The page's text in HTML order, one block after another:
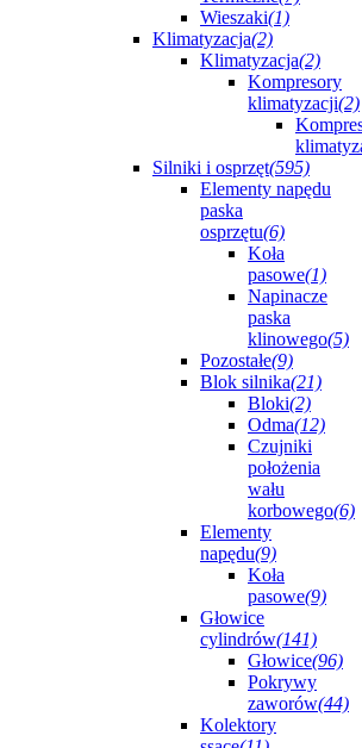
Wieszaki(1)
Klimatyzacja(2)
Klimatyzacja(2)
Kompresory
klimatyzacji(2)
Silniki i osprzęt(595)
Elementy napędu
paska
osprzętu(6)
Koła
pasowe(1)
Napinacze
paska
klinowego(5)
Pozostałe(9)
Blok silnika(21)
Bloki(2)
Odma(12)
Czujniki
położenia
wału
korbowego(6)
Elementy
napędu(9)
Koła
pasowe(9)
Głowice
cylindrów(141)
Głowice(96)
Pokrywy
zaworów(44)
Kolektory